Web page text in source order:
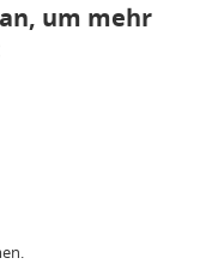
um mehr